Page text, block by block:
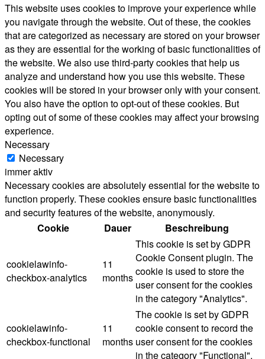
This website uses cookies to improve your experience while
you navigate through the website. Out of these, the cookies
that are categorized as necessary are stored on your browser
as they are essential for the working of basic functionalities of
the website. We also use third-party cookies that help us
analyze and understand how you use this website. These
cookies will be stored in your browser only with your consent.
You also have the option to opt-out of these cookies. But
opting out of some of these cookies may affect your browsing
experience.
Necessary
Necessary
immer aktiv
Necessary cookies are absolutely essential for the website to
function properly. These cookies ensure basic functionalities
and security features of the website, anonymously.
Cookie
Dauer Beschreibung
cookielawinfo-
checkbox-analytics
11
months
This cookie is set by GDPR
Cookie Consent plugin. The
cookie is used to store the
user consent for the cookies
in the category "Analytics".
cookielawinfo-
checkbox-functional
11
months
The cookie is set by GDPR
cookie consent to record the
user consent for the cookies
in the category "Functional".